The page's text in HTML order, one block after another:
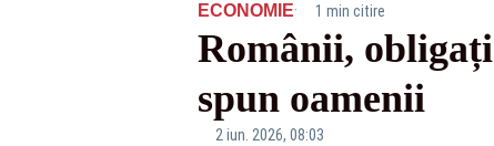
ECONOMIE· 1 min citire
Românii,
spun oamenii
2 iun. 2026, 08:03